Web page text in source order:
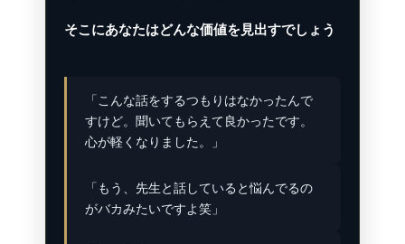
そこにあなたはどんな価値を見出すでしょう
「こんな話をするつもりはなかったんで
すけど。聞いてもらえて良かったです。
心が軽くなりました。」
「もう、先生と話していると悩んでるの
がバカみたいですよ笑」